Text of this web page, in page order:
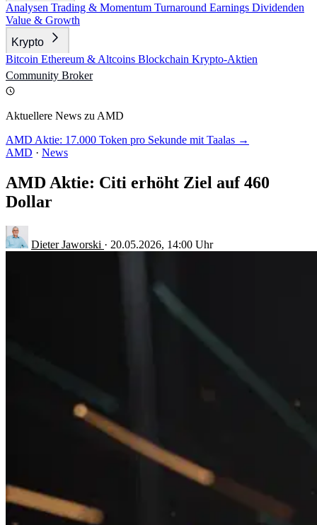
Analysen Trading & Momentum Turnaround Earnings Dividenden
Value & Growth
Krypto
Bitcoin Ethereum & Altcoins Blockchain Krypto-Aktien
Community Broker
Aktuellere News zu AMD
AMD Aktie: 17.000 Token pro Sekunde mit Taalas →
AMD · News
AMD Aktie: Citi erhöht Ziel auf 460
Dollar
Dieter Jaworski · 20.05.2026, 14:00 Uhr